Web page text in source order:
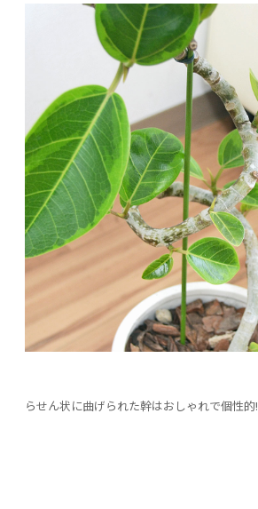
らせん状に曲げられた幹はおしゃれで個性的!